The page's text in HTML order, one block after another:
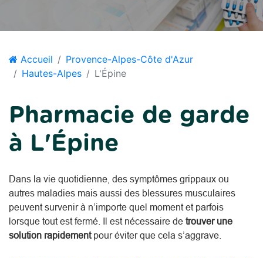
Accueil
Provence-Alpes-Côte d'Azur
Hautes-Alpes
L'Épine
Pharmacie de garde
à L'Épine
Dans la vie quotidienne, des symptômes grippaux ou
autres maladies mais aussi des blessures musculaires
peuvent survenir à n’importe quel moment et parfois
lorsque tout est fermé. Il est nécessaire de trouver une
solution rapidementpour éviter que cela s’aggrave.